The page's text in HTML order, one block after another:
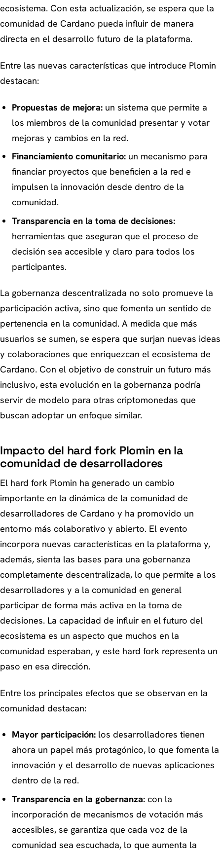
ecosistema. Con esta actualización, se espera que la
comunidad de Cardano pueda influir de manera
directa en el desarrollo futuro de la plataforma.
Entre las nuevas características que introduce Plomin
destacan:
Propuestas de mejora:un sistema que permite a
los miembros de la comunidad presentar y votar
mejoras y cambios en la red.
Financiamiento comunitario:un mecanismo para
financiar proyectos que beneficien a la red e
impulsen la innovación desde dentro de la
comunidad.
Transparencia en la toma de decisiones:
herramientas que aseguran que el proceso de
decisión sea accesible y claro para todos los
participantes.
La gobernanza descentralizada no solo promueve la
participación activa, sino que fomenta un sentido de
pertenencia en la comunidad. A medida que más
usuarios se sumen, se espera que surjan nuevas ideas
y colaboraciones que enriquezcan el ecosistema de
Cardano. Con el objetivo de construir un futuro más
inclusivo, esta evolución en la gobernanza podría
servir de modelo para otras criptomonedas que
buscan adoptar un enfoque similar.
Impacto del hard fork Plomin en la
comunidad de desarrolladores
El hard fork Plomin ha generado un cambio
importante en la dinámica de la comunidad de
desarrolladores de Cardano y ha promovido un
entorno más colaborativo y abierto. El evento
incorpora nuevas características en la plataforma y,
además, sienta las bases para una gobernanza
completamente descentralizada, lo que permite a los
desarrolladores y a la comunidad en general
participar de forma más activa en la toma de
decisiones. La capacidad de influir en el futuro del
ecosistema es un aspecto que muchos en la
comunidad esperaban, y este hard fork representa un
paso en esa dirección.
Entre los principales efectos que se observan en la
comunidad destacan:
Mayor participación:los desarrolladores tienen
ahora un papel más protagónico, lo que fomenta la
innovación y el desarrollo de nuevas aplicaciones
dentro de la red.
Transparencia en la gobernanza:con la
incorporación de mecanismos de votación más
accesibles, se garantiza que cada voz de la
comunidad sea escuchada, lo que aumenta la